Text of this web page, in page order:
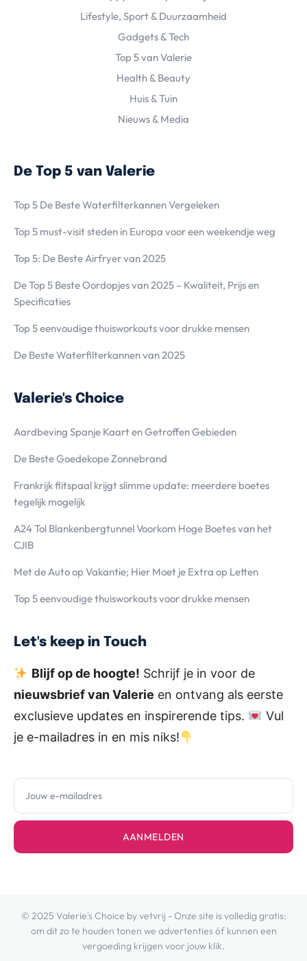
Lifestyle, Sport & Duurzaamheid
Gadgets & Tech
Top 5 van Valerie
Health & Beauty
Huis & Tuin
Nieuws & Media
De Top 5 van Valerie
Top 5 De Beste Waterfilterkannen Vergeleken
Top 5 must-visit steden in Europa voor een weekendje weg
Top 5: De Beste Airfryer van 2025
De Top 5 Beste Oordopjes van 2025 – Kwaliteit, Prijs en
Specificaties
Top 5 eenvoudige thuisworkouts voor drukke mensen
De Beste Waterfilterkannen van 2025
Valerie's Choice
Aardbeving Spanje Kaart en Getroffen Gebieden
De Beste Goedekope Zonnebrand
Frankrijk flitspaal krijgt slimme update: meerdere boetes
tegelijk mogelijk
A24 Tol Blankenbergtunnel Voorkom Hoge Boetes van het
CJIB
Met de Auto op Vakantie; Hier Moet je Extra op Letten
Top 5 eenvoudige thuisworkouts voor drukke mensen
Let's keep in Touch
Blijf op de hoogte! Schrijf je in voor de
nieuwsbrief van Valerie en ontvang als eerste
exclusieve updates en inspirerende tips.
Vul
je e-mailadres in en mis niks!
AANMELDEN
© 2025 Valerie's Choice by vetvrij - Onze site is volledig gratis:
om dit zo te houden tonen we advertenties óf kunnen een
vergoeding krijgen voor jouw klik.